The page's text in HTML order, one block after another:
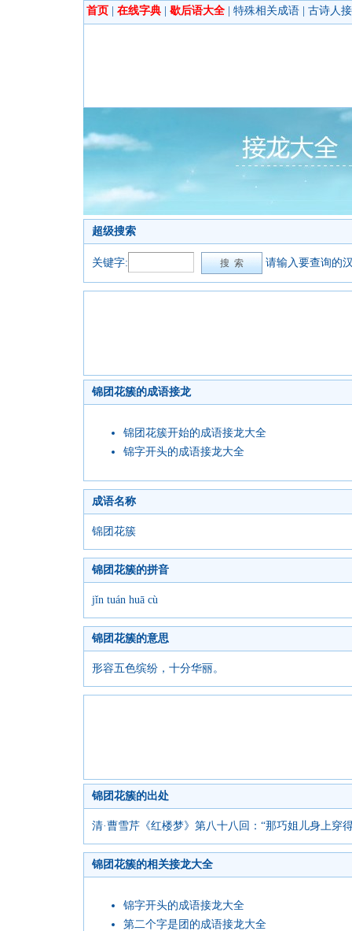
首页 在线字典 歇后语大全 特殊相关成语 古诗人
超级搜索
关键字: 请输入要查询的
锦团花簇的成语接龙
锦团花簇开始的成语接龙大全
锦字开头的成语接龙大全
成语名称
锦团花簇
锦团花簇的拼音
jǐn tuán huā cù
锦团花簇的意思
形容五色缤纷，十分华丽。
锦团花簇的出处
清·曹雪芹《红楼梦》第八十八回：“那巧姐儿身上
锦团花簇的相关接龙大全
锦字开头的成语接龙大全
第二个字是团的成语接龙大全